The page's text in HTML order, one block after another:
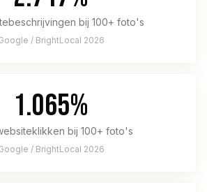
bij 100+ foto's
/ BrightLocal 2026
1.065%
bij 100+ foto's
/ BrightLocal 2026